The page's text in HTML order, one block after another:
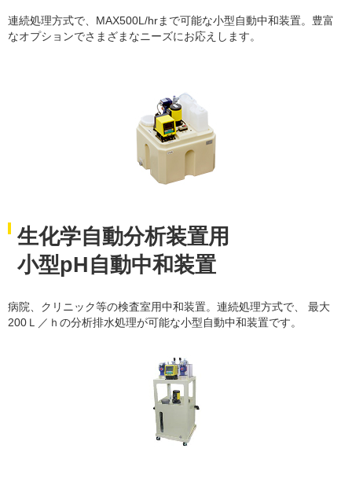
連続処理方式で、MAX500L/hrまで可能な小型自動中和装置。豊富
なオプションでさまざまなニーズにお応えします。
生化学自動分析装置用
小型pH自動中和装置
病院、クリニック等の検査室用中和装置。連続処理方式で、 最大
200Ｌ／ｈの分析排水処理が可能な小型自動中和装置です。